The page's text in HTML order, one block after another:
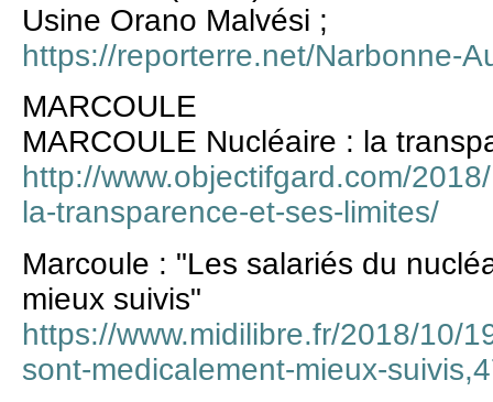
Usine Orano Malvési ;
https://reporterre.net/Narbonne-
MARCOULE
MARCOULE Nucléaire : la
http://www.objectifgard.com/
la-transparence-et-ses-limites/
Marcoule : "Les salariés du
mieux suivis"
https://www.midilibre.fr/2018/10/
sont-medicalement-mieux-